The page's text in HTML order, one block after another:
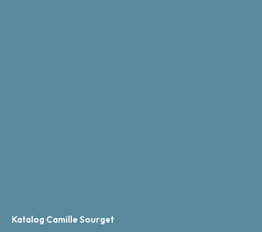
Katalog Camille Sourget